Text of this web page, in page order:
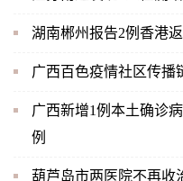
湖南郴州报告2例香港
广西百色疫情社区传播
广西新增1例本土确诊
例
葫芦岛市两医院不再收